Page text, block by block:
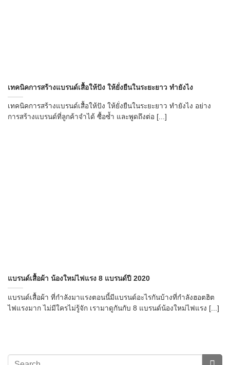
เทคนิคการสร้างแบรนด์เสื้อให้ปัง ให้ยั่งยืนในระยะยาว ทำยังไง
เทคนิคการสร้างแบรนด์เสื้อให้ปัง ให้ยั่งยืนในระยะยาว ทำยังไง อย่าง
การสร้างแบรนด์ที่ลูกค้าจำได้ ซื้อซ้ำ และพูดถึงต่อ [...]
แบรนด์เสื้อผ้า น้องใหม่ไฟแรง 8 แบรนด์ปี 2020
แบรนด์เสื้อผ้า ที่กำลังมาแรงตอนนี้มีแบรนด์อะไรกันบ้างที่กำลังฮอตฮิต
ไฟแรงมาก ไม่มีใครไม่รู้จัก เรามาดูกันกับ 8 แบรนด์น้องใหม่ไฟแรง [...]